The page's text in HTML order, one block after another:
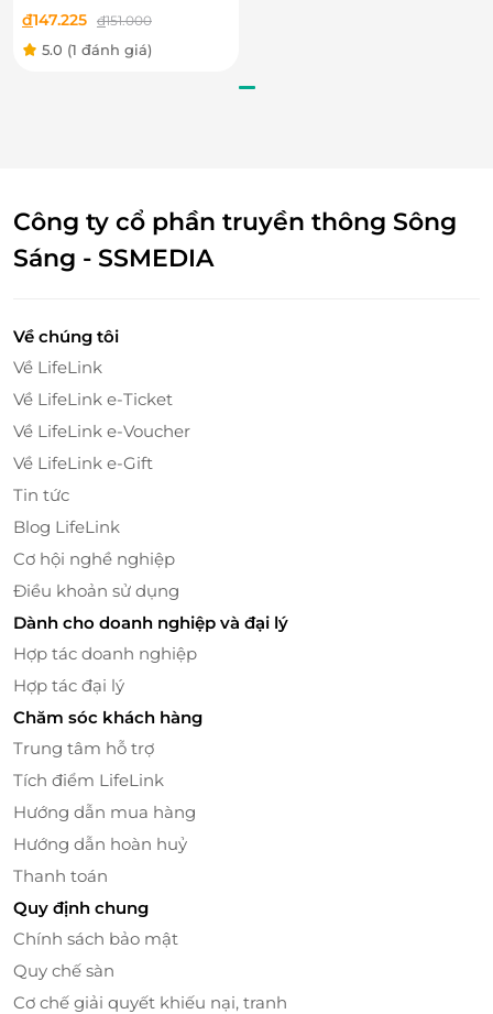
Bên cạnh đó, món tôm sốt mayonnaise trái thơm
mang đến hương vị đặc biệt và tinh tế, với sự kết
hợp giữa vị ngọt của tôm, vị béo của sốt mayonnaise
và hương vị tươi mát của trái thơm. Món ăn này sẽ
làm hài lòng bất kỳ ai yêu thích hải sản và sự kết hợp
gia vị độc đáo.
đ147.225 đ151.000
5.0 (1 đánh giá)
Công ty cổ phần truyền thông Sông
Sáng - SSMEDIA
Về chúng tôi
Về LifeLink
Về LifeLink e-Ticket
Về LifeLink e-Voucher
Về LifeLink e-Gift
Tin tức
Blog LifeLink
Cơ hội nghề nghiệp
Điều khoản sử dụng
Dành cho doanh nghiệp và đại lý
Hợp tác doanh nghiệp
Hợp tác đại lý
Chăm sóc khách hàng
Trung tâm hỗ trợ
Tích điểm LifeLink
Hướng dẫn mua hàng
Hướng dẫn hoàn huỷ
Thanh toán
Quy định chung
Chính sách bảo mật
Quy chế sàn
Cơ chế giải quyết khiếu nại, tranh